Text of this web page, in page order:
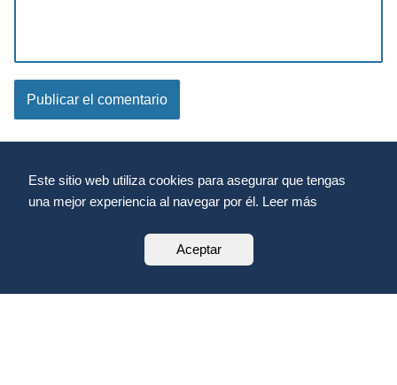
Este sitio web utiliza cookies para asegurar que tengas
una mejor experiencia al navegar por él. Leer más
Aceptar